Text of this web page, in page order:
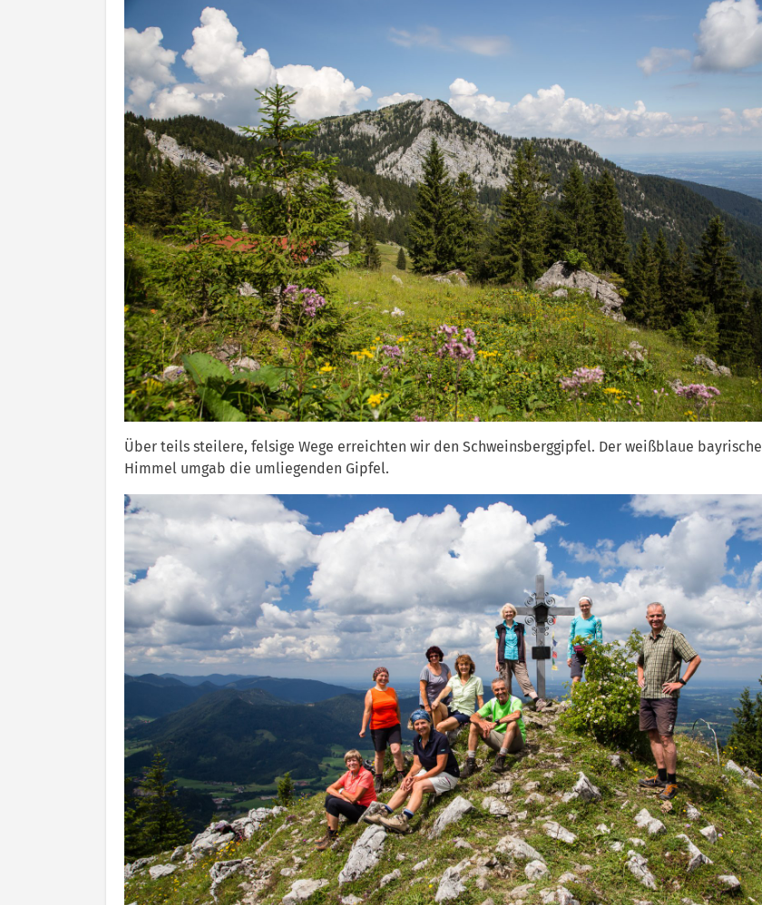
Über teils steilere, felsige Wege erreichten wir den Schweinsberggipfel. Der weißblaue bayrische
Himmel umgab die umliegenden Gipfel.